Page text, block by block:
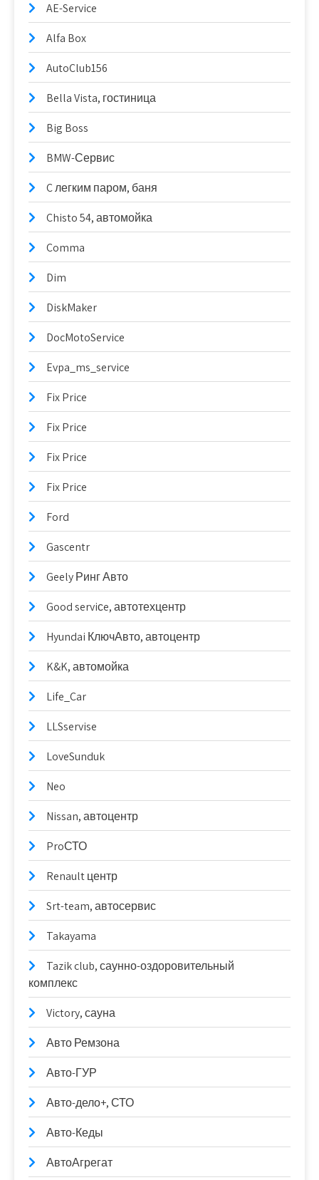
AE-Service
Alfa Box
AutoClub156
Bella Vista, гостиница
Big Boss
BMW-Сервис
C легким паром, баня
Chisto 54, автомойка
Comma
Dim
DiskMaker
DocMotoService
Evpa_ms_service
Fix Price
Fix Price
Fix Price
Fix Price
Ford
Gascentr
Geely Ринг Авто
Good serviсe, автотехцентр
Hyundai КлючАвто, автоцентр
K&K, автомойка
Life_Car
LLSservise
LoveSunduk
Neo
Nissan, автоцентр
ProСТО
Renault центр
Srt-team, автосервис
Takayama
Tazik club, саунно-оздоровительный
комплекс
Victory, сауна
Авто Ремзона
Авто-ГУР
Авто-дело+, СТО
Авто-Кеды
АвтоАгрегат